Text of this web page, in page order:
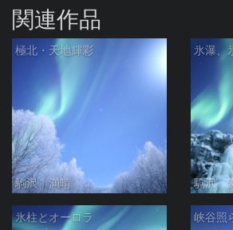
関連作品
極北・天地輝彩
駒沢 満晴
氷瀑、
駒沢
氷柱とオーロラ 峡谷照